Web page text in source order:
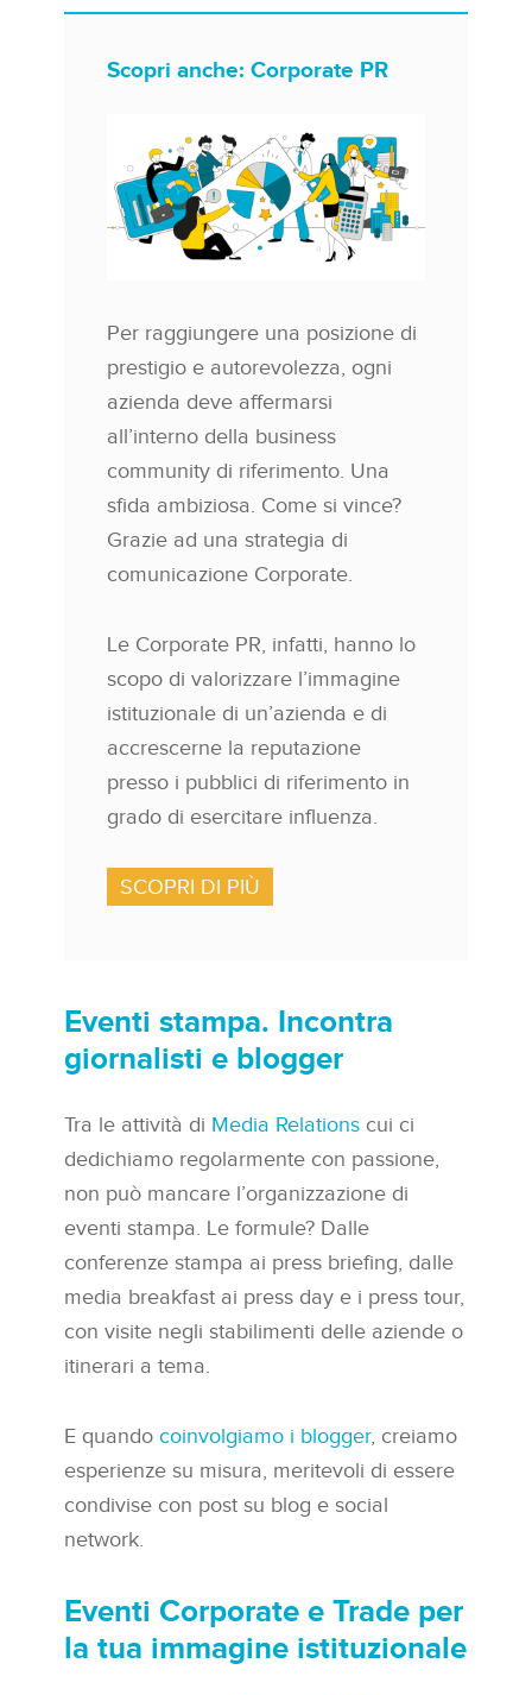
Scopri anche: Corporate PR
Per raggiungere una posizione di
prestigio e autorevolezza, ogni
azienda deve affermarsi
all’interno della business
community di riferimento. Una
sfida ambiziosa. Come si vince?
Grazie ad una strategia di
comunicazione Corporate.
Le Corporate PR, infatti, hanno lo
scopo di valorizzare l’immagine
istituzionale di un’azienda e di
accrescerne la reputazione
presso i pubblici di riferimento in
grado di esercitare influenza.
SCOPRI DI PIÙ
Eventi stampa. Incontra
giornalisti e blogger
Tra le attività di Media Relations cui ci
dedichiamo regolarmente con passione,
non può mancare l’organizzazione di
eventi stampa. Le formule? Dalle
conferenze stampa ai press briefing, dalle
media breakfast ai press day e i press tour,
con visite negli stabilimenti delle aziende o
itinerari a tema.
E quando coinvolgiamo i blogger, creiamo
esperienze su misura, meritevoli di essere
condivise con post su blog e social
network.
Eventi Corporate e Trade per
la tua immagine istituzionale